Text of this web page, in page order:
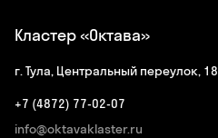
Кластер «Октава»
г. Тула, Центральный переулок, 18
+7 (4872) 77-02-07
info@oktavaklaster.ru